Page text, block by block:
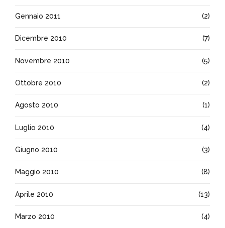
Gennaio 2011 (2)
Dicembre 2010 (7)
Novembre 2010 (5)
Ottobre 2010 (2)
Agosto 2010 (1)
Luglio 2010 (4)
Giugno 2010 (3)
Maggio 2010 (8)
Aprile 2010 (13)
Marzo 2010 (4)